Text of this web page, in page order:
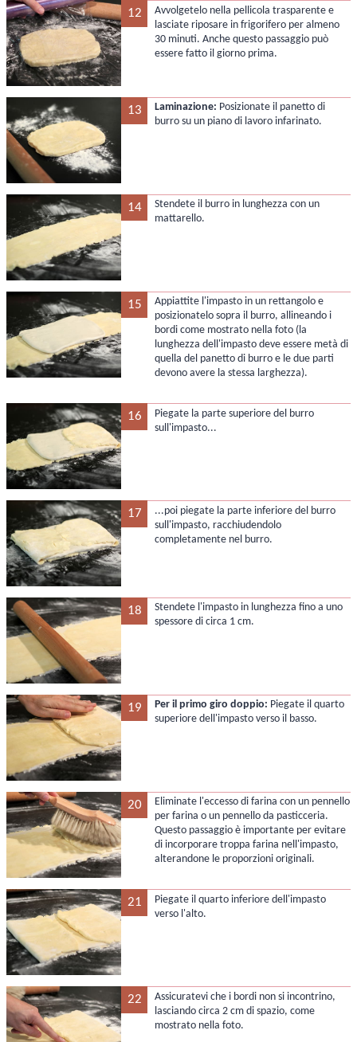
12
Avvolgetelo nella pellicola trasparente e
lasciate riposare in frigorifero per almeno
30 minuti. Anche questo passaggio può
essere fatto il giorno prima.
13 Laminazione: Posizionate il panetto di
burro su un piano di lavoro infarinato.
14
Stendete il burro in lunghezza con un
mattarello.
15
Appiattite l'impasto in un rettangolo e
posizionatelo sopra il burro, allineando i
bordi come mostrato nella foto (la
lunghezza dell'impasto deve essere metà di
quella del panetto di burro e le due parti
devono avere la stessa larghezza).
16
Piegate la parte superiore del burro
sull'impasto...
17
...poi piegate la parte inferiore del burro
sull'impasto, racchiudendolo
completamente nel burro.
18
Stendete l'impasto in lunghezza fino a uno
spessore di circa 1 cm.
19 Per il primo giro doppio: Piegate il quarto
superiore dell'impasto verso il basso.
20
Eliminate l'eccesso di farina con un pennello
per farina o un pennello da pasticceria.
Questo passaggio è importante per evitare
di incorporare troppa farina nell'impasto,
alterandone le proporzioni originali.
21
Piegate il quarto inferiore dell'impasto
verso l'alto.
22
Assicuratevi che i bordi non si incontrino,
lasciando circa 2 cm di spazio, come
mostrato nella foto.